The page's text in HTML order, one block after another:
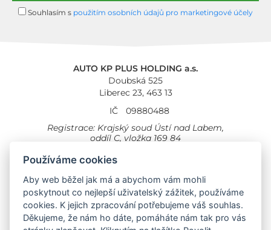
Souhlasím s použitím osobních údajů pro marketingové účely
AUTO KP PLUS HOLDING a.s.
Doubská 525
Liberec 23, 463 13
IČ
09880488
Registrace: Krajský soud Ústí nad Labem,
oddíl C, vložka 169 84
Cookies Všeobecné obchodní podmínky
Provozovna Toyota
Londýnská 558
Liberec, 460 01
Provozovna Toyota Professional
Používáme cookies
Aby web běžel jak má a abychom vám mohli
poskytnout co nejlepší uživatelský zážitek, používáme
cookies. K jejich zpracování potřebujeme váš souhlas.
Děkujeme, že nám ho dáte, pomáháte nám tak pro vás